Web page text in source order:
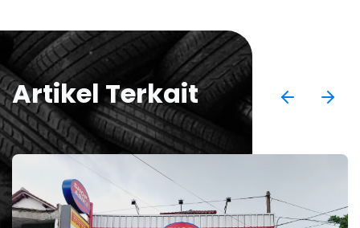
Artikel Terkait